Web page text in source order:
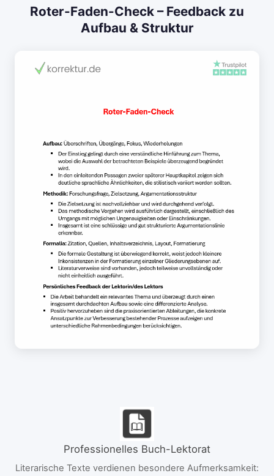
Roter-Faden-Check – Feedback zu
Aufbau & Struktur
Professionelles Buch-Lektorat
Literarische Texte verdienen besondere Aufmerksamkeit: